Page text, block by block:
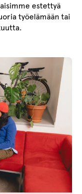
estettyä
työelämään tai